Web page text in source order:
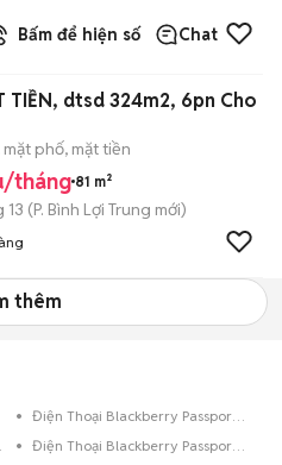
Bấm để hiện số Chat
TIỀN, dtsd 324m2, 6pn Cho
mặt phố, mặt tiền
tháng 81 m²
13 (P. Bình Lợi Trung mới)
thêm
Điện Thoại Blackberry Passport Vàng
Điện Thoại Blackberry Passport Trên 256GB Bạc